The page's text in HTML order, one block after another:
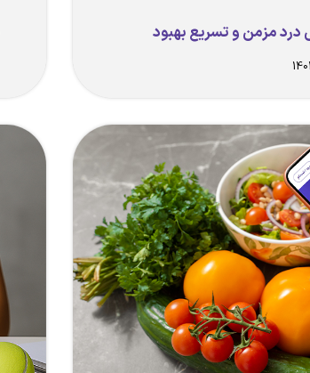
مزمن و تسریع بهبود